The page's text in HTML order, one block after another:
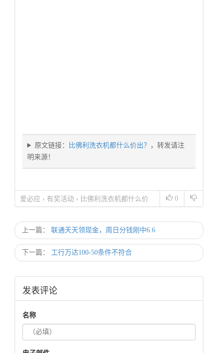
原文链接： 比佛利洗衣机都什么价出？ ，转发请注
明来源！
0
爱必应 › 有奖活动 › 比佛利洗衣机都什么价
上一篇： 联通天天领现金，周日分钱刚中6.6
下一篇： 工行万达100-50条件不符合
发表评论
名称